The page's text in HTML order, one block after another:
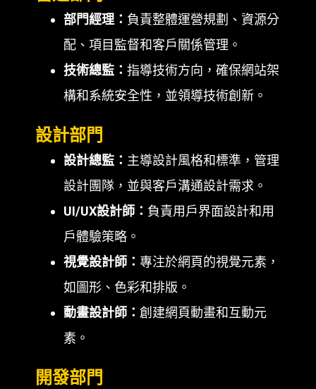
部門經理： 負責整體運營規劃、資源分
配、項目監督和客戶關係管理。
技術總監： 指導技術方向，確保網站架
構和系統安全性，並領導技術創新。
設計部門
設計總監： 主導設計風格和標準，管理
設計團隊，並與客戶溝通設計需求。
UI/UX設計師： 負責用戶界面設計和用
戶體驗策略。
視覺設計師： 專注於網頁的視覺元素，
如圖形、色彩和排版。
動畫設計師： 創建網頁動畫和互動元
素。
開發部門